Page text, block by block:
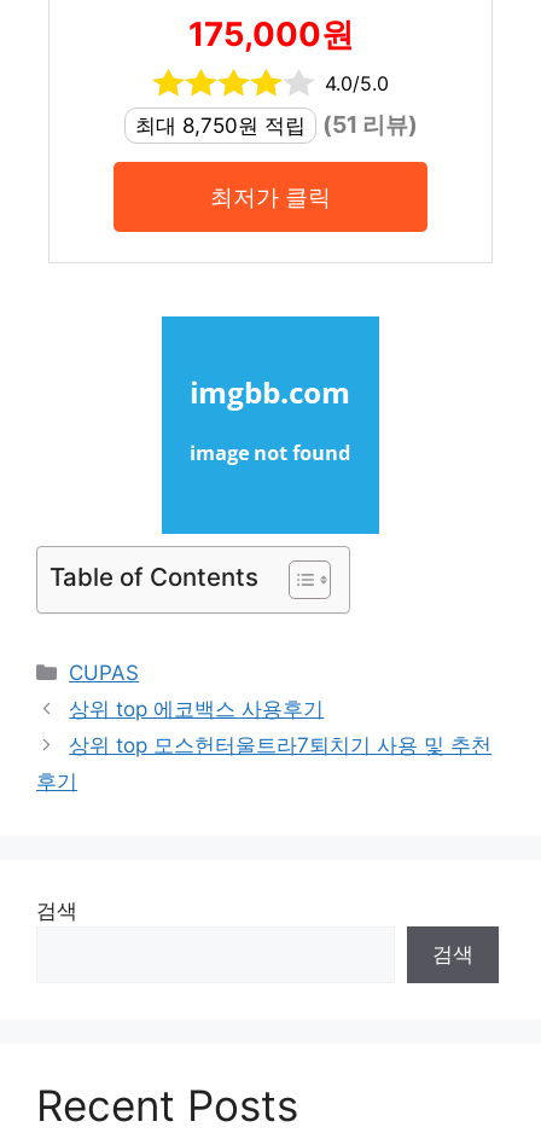
175,000원
4.0/5.0
최대 8,750원 적립
(51 리뷰)
최저가 클릭
Table of Contents
Categories
CUPAS
상위 top 에코백스 사용후기
상위 top 모스헌터울트라7퇴치기 사용 및 추천
후기
검색
검색
Recent Posts